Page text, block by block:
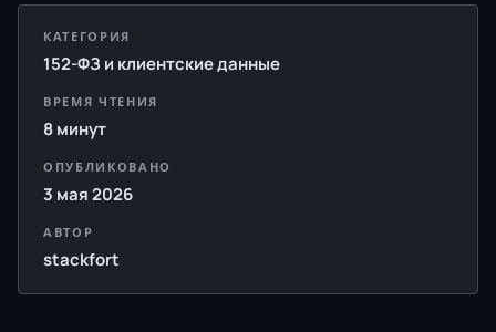
КАТЕГОРИЯ
152-ФЗ и клиентские данные
ВРЕМЯ ЧТЕНИЯ
8 минут
ОПУБЛИКОВАНО
3 мая 2026
АВТОР
stackfort